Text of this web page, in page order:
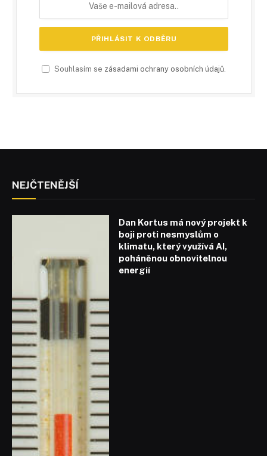
Souhlasím se zásadami ochrany osobních údajů
NEJČTENĚJŠÍ
Dan Kortus má nový projekt k
boji proti nesmyslům o
klimatu, který využívá AI,
poháněnou obnovitelnou
energií